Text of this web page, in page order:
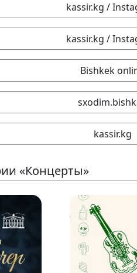
kassir.kg /
kassir.kg /
Bishkek
kassir.kg
«Концерты»